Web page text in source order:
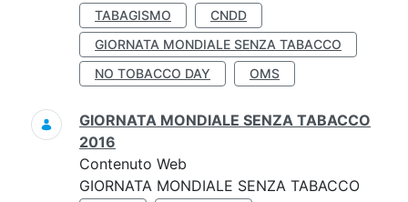
TABAGISMO
CNDD
GIORNATA MONDIALE SENZA TABACCO
NO TOBACCO DAY
OMS
GIORNATA MONDIALE SENZA TABACCO
2016
Contenuto Web
GIORNATA MONDIALE SENZA TABACCO